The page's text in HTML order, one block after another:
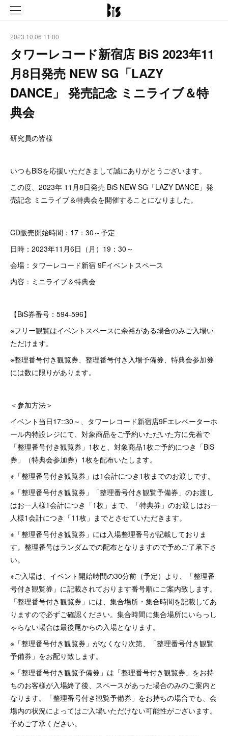
2023.10.06 11:00
タワーレコード新宿店 BiS 2023年11
月8日発売 NEW SG「LAZY
DANCE」 発売記念 ミニライブ＆特
典会
研究員の皆様
いつもBiSを応援いただきまして誠にありがとうございます。
この度、2023年 11月8日発売 BiS NEW SG「LAZY DANCE」発
売記念 ミニライブ＆特典会を開催することになりました。
CD販売開始時間：17：30～予定
日時：2023年11月6日（月）19：30～
会場：タワーレコード新宿 9Fイベントスペース
内容：ミニライブ＆特典会
【BiS券番号：594-596】
※フリー観覧はイベントスペースに余裕がある場合のみご入場い
ただけます。
※整理番号付き観覧券、整理番号付き入場予備券、特典会参加券
には数に限りがあります。
＜参加方法＞
イベント当日17::30～、タワーレコード新宿店9Fエレベーターホ
ール内特設レジにて、対象商品をご予約いただいた方に先着で
「整理番号付き観覧券」1枚と、対象商品1枚ご予約につき「BiS
券」（特典会参加券）1枚を配布いたします。
※「整理番号付き観覧券」は1会計につき1枚までのお渡しです。
※「整理番号付き観覧券」「整理番号付き観覧予備券」のお渡し
はお一人様1会計につき「1枚」まで、「特典券」のお渡しはお一
人様1会計につき「11枚」までとさせていただきます。
※「整理番号付き観覧券」には入場整理番号が記載しておりま
す。整理番号はランダムでの配布となりますので予めご了承下さ
い。
※ご入場は、イベント開始時間の30分前（予定）より、「整理番
号付き観覧券」に記載されております番号順にご案内致します。
「整理番号付き観覧券」には、集合場所・集合時間を記載してあ
りますので必ずご確認ください。集合時間に集合場所にいらっし
ゃらない場合は最後尾からの入場となります。
※「整理番号付き観覧券」がなくなり次第、「整理番号付き観覧
予備券」をお配り致します。
※「整理番号付き観覧予備券」は「整理番号付き観覧券」をお持
ちのお客様が入場終了後、スペースがあった場合のみのご案内と
なります。「整理番号付き観覧予備券」をお持ちの場合でも、会
場内の状況によってはご入場いただけない可能性がございます。
予めご了承ください。